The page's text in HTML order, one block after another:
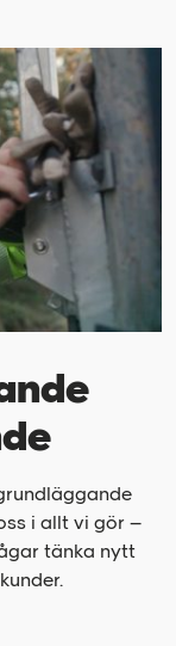
i allt vi gör –
tänka nytt